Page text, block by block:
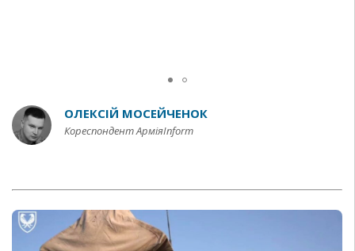
ОЛЕКСІЙ МОСЕЙЧЕНОК
Кореспондент АрміяInform